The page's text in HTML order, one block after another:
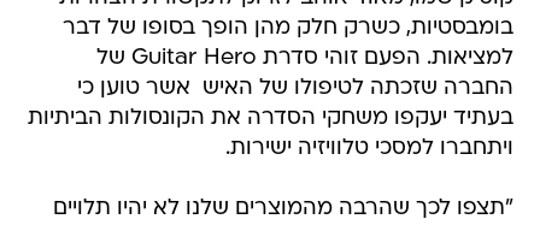
בומבסטיות, כשרק חלק מהן הופך בסופו של דבר
למציאות. הפעם זוהי סדרת Guitar Hero של
החברה שזכתה לטיפולו של האיש  אשר טוען כי
בעתיד יעקפו משחקי הסדרה את הקונסולות הביתיות
ויתחברו למסכי טלוויזיה ישירות.
"תצפו לכך שהרבה מהמוצרים שלנו לא יהיו תלויים